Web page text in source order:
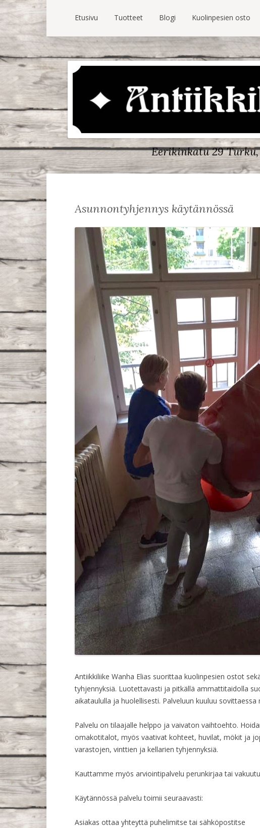
Etusivu Tuotteet Blogi Kuolinpesien osto
Eerikinkatu 29 Turku,
Asunnontyhjennys käytännössä
Antiikkiliike Wanha Elias suorittaa kuolinpesien ostot
tyhjennyksiä. Luotettavasti ja pitkällä ammattitaidolla
aikataululla ja huolellisesti. Palveluun kuuluu
Palvelu on tilaajalle helppo ja vaivaton vaihtoehto.
omakotitalot, myös vaativat kohteet, huvilat, mökit ja
varastojen, vinttien ja kellarien tyhjennyksiä.
Kauttamme myös arviointipalvelu perunkirjaa tai
Käytännössä palvelu toimii seuraavasti:
Asiakas ottaa yhteyttä puhelimitse tai sähköpostitse